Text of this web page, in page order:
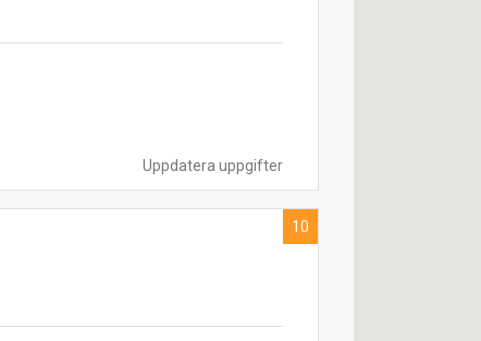
Uppdatera uppgifter
10